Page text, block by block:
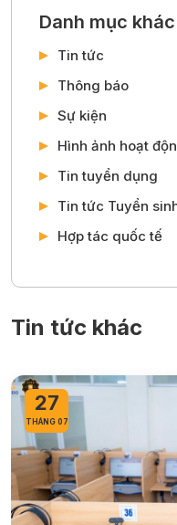
Danh mục khác
Tin tức
Thông báo
Sự kiện
Hình ảnh hoạt
Tin tuyển dụng
Tin tức Tuyển
Hợp tác quốc tế
Tin tức khác
27
THÁNG 07